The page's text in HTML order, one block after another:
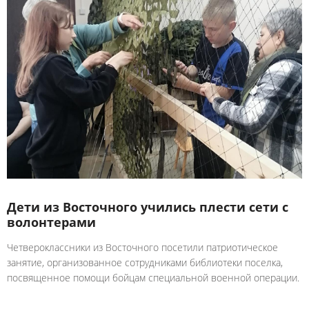
Дети из Восточного учились плести сети с
волонтерами
Четвероклассники из Восточного посетили патриотическое
занятие, организованное сотрудниками библиотеки поселка,
посвященное помощи бойцам специальной военной операции.